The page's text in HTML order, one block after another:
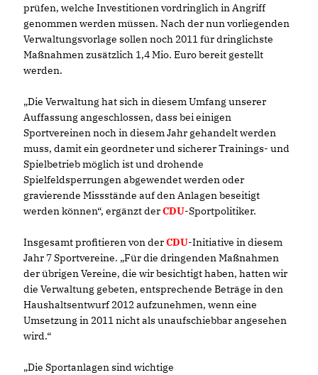
prüfen, welche Investitionen vordringlich in Angriff
genommen werden müssen. Nach der nun vorliegenden
Verwaltungsvorlage sollen noch 2011 für dringlichste
Maßnahmen zusätzlich 1,4 Mio. Euro bereit gestellt
werden.
Die Verwaltung hat sich in diesem Umfang unserer
Auffassung angeschlossen, dass bei einigen
Sportvereinen noch in diesem Jahr gehandelt werden
muss, damit ein geordneter und sicherer Trainings- und
Spielbetrieb möglich ist und drohende
Spielfeldsperrungen abgewendet werden oder
gravierende Missstände auf den Anlagen beseitigt
werden können“, ergänzt derCDU-Sportpolitiker.
Insgesamt profitieren von derCDU-Initiative in diesem
Jahr 7 Sportvereine. „Für die dringenden Maßnahmen
der übrigen Vereine, die wir besichtigt haben, hatten wir
die Verwaltung gebeten, entsprechende Beträge in den
Haushaltsentwurf 2012 aufzunehmen, wenn eine
Umsetzung in 2011 nicht als unaufschiebbar angesehen
wird.“
Die Sportanlagen sind wichtige